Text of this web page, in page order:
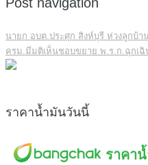
นายก อบต.ประศุก สิงห์บุรี ห่วงลูกบ้า
ครม.มีมติเห็นชอบขยาย พ.ร.ก.ฉุกเ
ราคาน้ำมันวันนี้